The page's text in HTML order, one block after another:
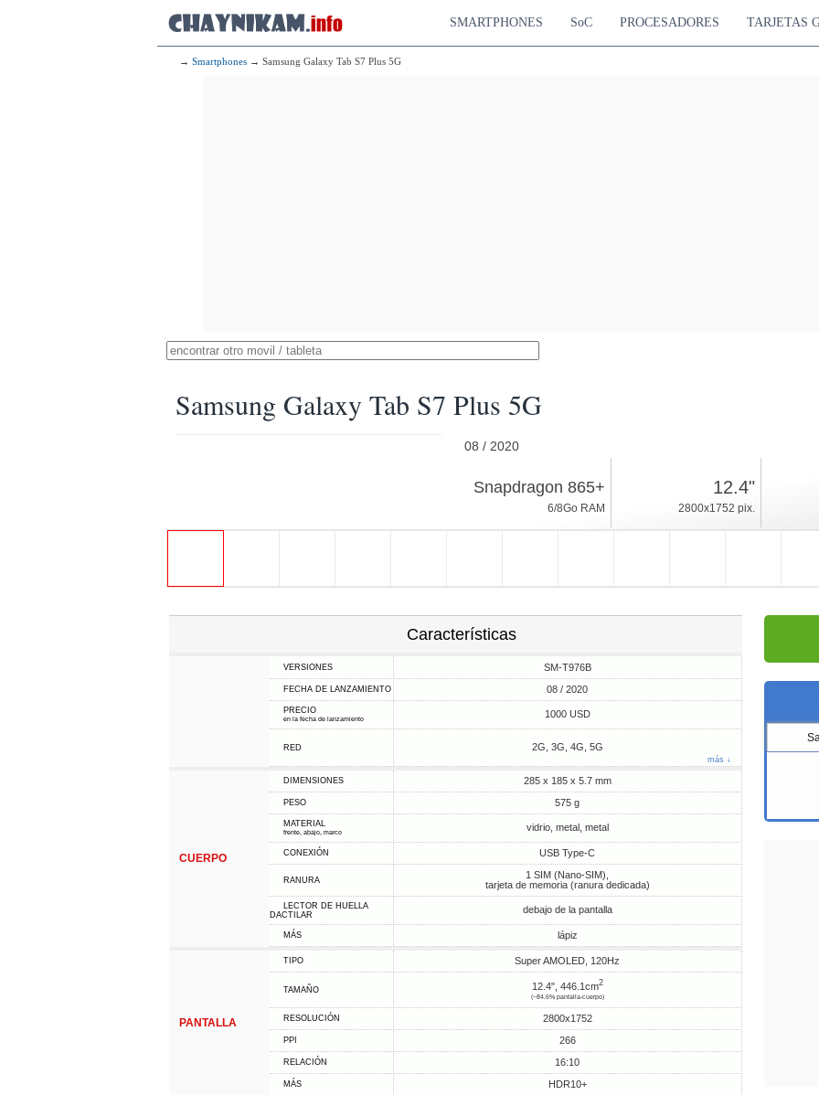
SMARTPHONES SoC PROCESADORES TARJETAS
→ Smartphones → Samsung Galaxy Tab S7 Plus 5G
Samsung Galaxy Tab S7 Plus 5G
08 / 2020
Android 10, One UI
Snapdragon 865+
6/8Go RAM
12.4"
2800x1752 pix.
Características
VERSIONES SM-T976B
FECHA DE LANZAMIENTO 08 / 2020
PRECIO
en la fecha de lanzamiento 1000 USD
RED 2G, 3G, 4G, 5G
más ↓
CUERPO
DIMENSIONES 285 x 185 x 5.7 mm
PESO 575 g
MATERIAL
frente, abajo, marco vidrio, metal, metal
CONEXIÓN USB Type-C
RANURA
1 SIM (Nano-SIM),
tarjeta de memoria (ranura dedicada)
LECTOR DE HUELLA
DACTILAR
debajo de la pantalla
MÁS lápiz
PANTALLA
TIPO Super AMOLED, 120Hz
TAMAÑO 12.4", 446.1cm2
(~84.6% pantalla-cuerpo)
RESOLUCIÓN 2800x1752
PPI 266
RELACIÓN 16:10
MÁS HDR10+